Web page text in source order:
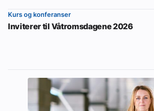
Kurs og konferanser
Inviterer til Våtromsdagene 2026